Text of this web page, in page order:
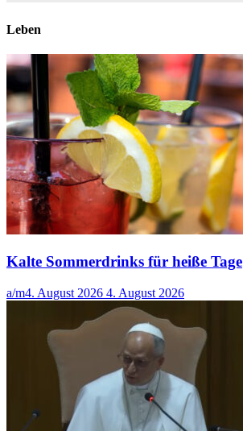
Leben
Kalte Sommerdrinks für heiße Tage
a/m4. August 2026 4. August 2026